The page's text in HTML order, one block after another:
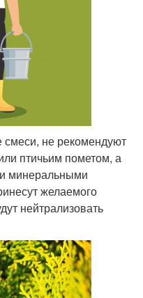
смеси, не рекомендуют
птичьим пометом, а
минеральными
желаемого
нейтрализовать